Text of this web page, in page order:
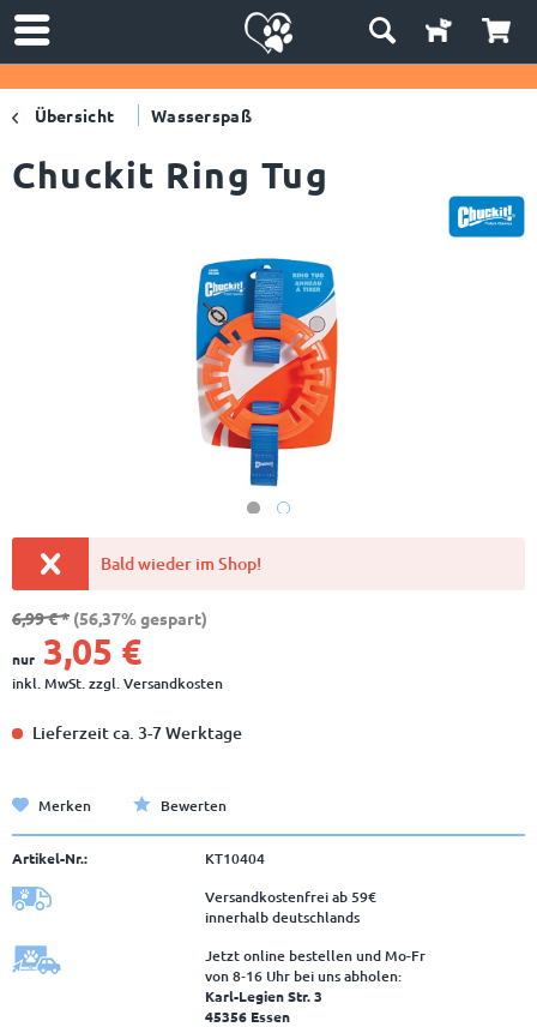
Übersicht Wasserspaß
Chuckit Ring Tug
Bald wieder im Shop!
6,99 € * (56,37% gespart)
nur 3,05 €
inkl. MwSt.zzgl. Versandkosten
Lieferzeit ca. 3-7 Werktage
Merken Bewerten
Artikel-Nr.:
KT10404
Versandkostenfrei ab 59€
innerhalb deutschlands
Jetzt online bestellen und Mo-Fr
von 8‑16 Uhr bei uns abholen:
Karl-Legien Str. 3
45356 Essen